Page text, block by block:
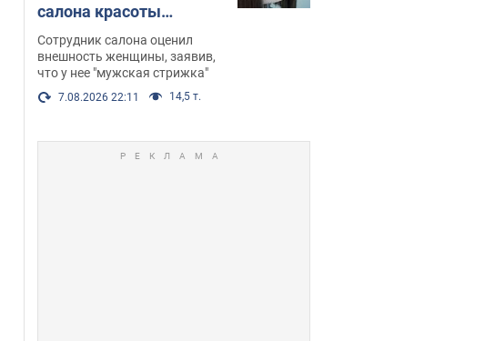
салона красоты
оскорбил женщину
после химиотерапии,
разгорелся скандал.
Фото
Сотрудник салона оценил
внешность женщины, заявив,
что у нее "мужская стрижка"
7.08.2026 22:11 14,5 т.